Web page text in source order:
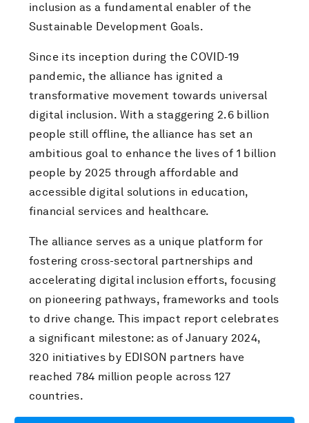
inclusion as a fundamental enabler of the
Sustainable Development Goals.
Since its inception during the COVID-19
pandemic, the alliance has ignited a
transformative movement towards universal
digital inclusion. With a staggering 2.6 billion
people still offline, the alliance has set an
ambitious goal to enhance the lives of 1 billion
people by 2025 through affordable and
accessible digital solutions in education,
financial services and healthcare.
The alliance serves as a unique platform for
fostering cross-sectoral partnerships and
accelerating digital inclusion efforts, focusing
on pioneering pathways, frameworks and tools
to drive change. This impact report celebrates
a significant milestone: as of January 2024,
320 initiatives by EDISON partners have
reached 784 million people across 127
countries.